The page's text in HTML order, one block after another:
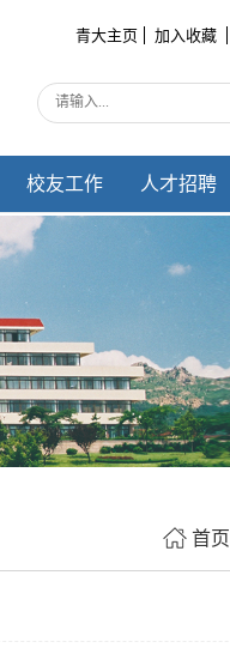
青大主页 加入收藏
校友工作 人才招聘
首页